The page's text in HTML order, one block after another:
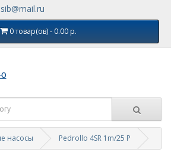
0 товар(ов) - 0.00 р.
насосы Pedrollo 4SR 1m/25 P